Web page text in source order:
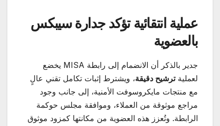
عملية انتقائية تؤكد جدارة سيبكس
بالعضوية
جدير بالذكر أن الانضمام إلى رابطة MISA يخضع
لعمليةترشيح دقيقة، ويشترط إثبات تكامل تقني عالٍ
مع منتجات مايكروسوفت الأمنية، إلى جانب وجود
مراجع موثوقة من العملاء، وموافقة مجلس حوكمة
الرابطة. وتُعزز هذه العضوية من مكانتها كمزود موثوق